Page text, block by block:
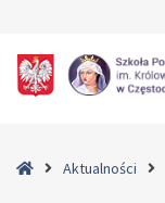
zielonej
HomeAktualności